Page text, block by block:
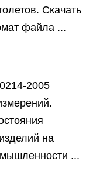
Скачать
файла ...
2005
на
...